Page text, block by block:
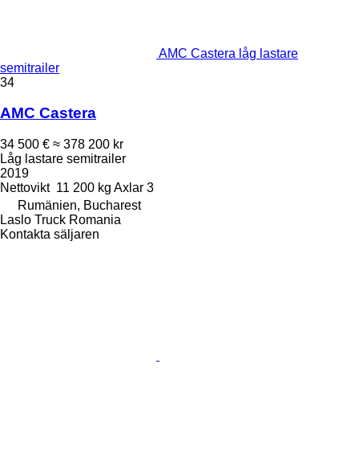
AMC Castera låg lastare
semitrailer
34
AMC Castera
34 500 € ≈ 378 200 kr
Låg lastare semitrailer
2019
Nettovikt 11 200 kg Axlar 3
Rumänien, Bucharest
Laslo Truck Romania
Kontakta säljaren